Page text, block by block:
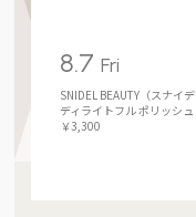
8.7 Fri
SNIDEL BEAUTY（スナイデ
ディライトフル ポリッシュ
￥3,300